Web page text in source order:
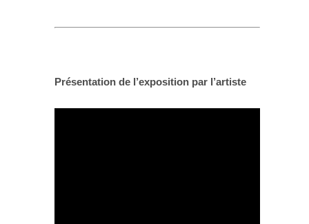
Présentation de l’exposition par l’artiste